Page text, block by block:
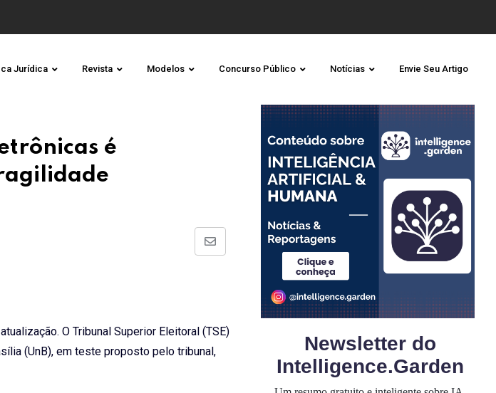
Jurídica Revista Modelos Concurso Público Notícias Envie Seu Artigo
é
Share
O Tribunal Superior Eleitoral (TSE)
(UnB), em teste proposto pelo tribunal,